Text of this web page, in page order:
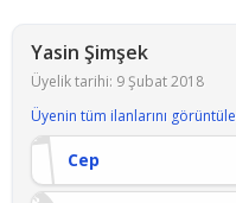
Yasin Şimşek
Üyelik tarihi: 9 Şubat 2018
Üyenin tüm ilanlarını görüntüle
Cep